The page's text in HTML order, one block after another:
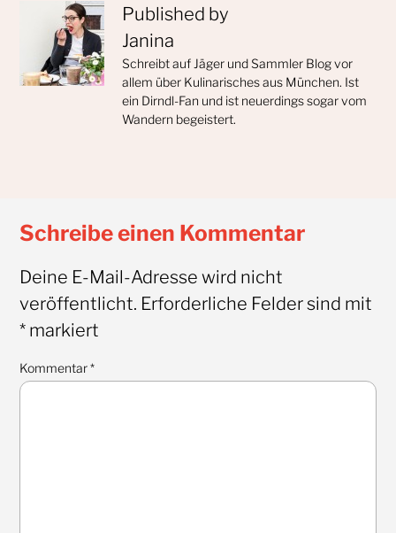
Published by
Janina
Schreibt auf Jäger und Sammler Blog vor
allem über Kulinarisches aus München. Ist
ein Dirndl-Fan und ist neuerdings sogar vom
Wandern begeistert.
Schreibe einen Kommentar
Deine E-Mail-Adresse wird nicht
veröffentlicht. Erforderliche Felder sind mit
*markiert
Kommentar*